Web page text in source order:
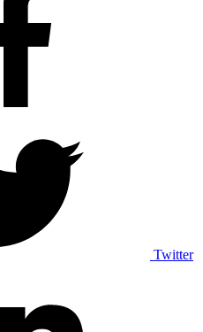
Twitter